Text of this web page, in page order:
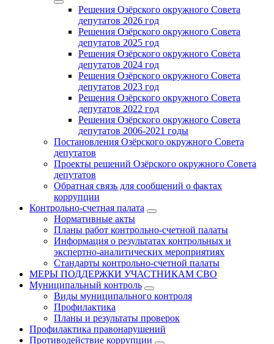
Решения Озёрского окружного Совета
депутатов 2026 год
Решения Озёрского окружного Совета
депутатов 2025 год
Решения Озёрского окружного Совета
депутатов 2024 год
Решения Озёрского окружного Совета
депутатов 2023 год
Решения Озёрского окружного Совета
депутатов 2022 год
Решения Озёрского окружного Совета
депутатов 2006-2021 годы
Постановления Озёрского окружного Совета
депутатов
Проекты решений Озёрского окружного Совета
депутатов
Обратная связь для сообщений о фактах
коррупции
Контрольно-счетная палата
Нормативные акты
Планы работ контрольно-счетной палаты
Информация о результатах контрольных и
экспертно-аналитических мероприятиях
Стандарты контрольно-счетной палаты
МЕРЫ ПОДДЕРЖКИ УЧАСТНИКАМ СВО
Муниципальный контроль
Виды муниципального контроля
Профилактика
Планы и результаты проверок
Профилактика правонарушений
Противодействие коррупции